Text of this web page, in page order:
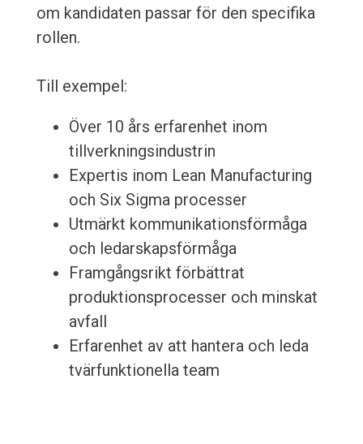
om kandidaten passar för den specifika
rollen.
Till exempel:
Över 10 års erfarenhet inom
tillverkningsindustrin
Expertis inom Lean Manufacturing
och Six Sigma processer
Utmärkt kommunikationsförmåga
och ledarskapsförmåga
Framgångsrikt förbättrat
produktionsprocesser och minskat
avfall
Erfarenhet av att hantera och leda
tvärfunktionella team